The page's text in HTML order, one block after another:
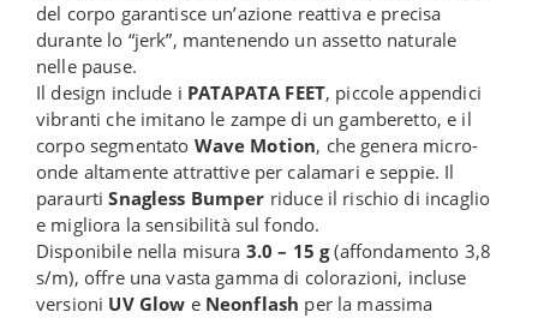
del corpo garantisce un’azione reattiva e precisa
durante lo “jerk”, mantenendo un assetto naturale
nelle pause.
Il design include i PATAPATA FEET, piccole appendici
vibranti che imitano le zampe di un gamberetto, e il
corpo segmentato Wave Motion, che genera micro-
onde altamente attrattive per calamari e seppie. Il
paraurtiSnagless Bumper riduce il rischio di incaglio
e migliora la sensibilità sul fondo.
Disponibile nella misura 3.0 – 15 g(affondamento 3,8
s/m), offre una vasta gamma di colorazioni, incluse
versioni UV Glow e Neonflash per la massima